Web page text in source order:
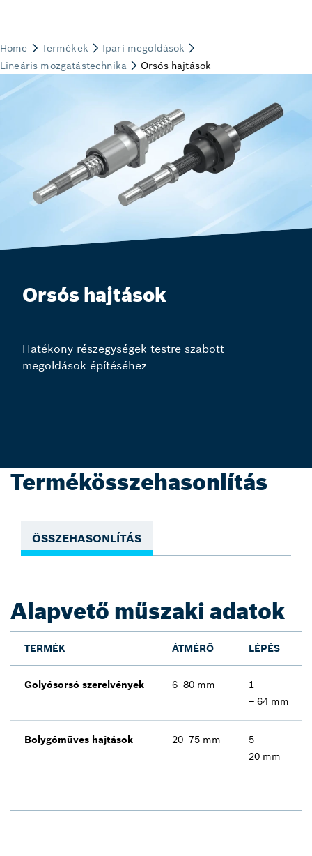
Orsós hajtások
Hatékony részegységek testre szabott
megoldások építéséhez
Termékösszehasonlítás
ÖSSZEHASONLÍTÁS
Alapvető műszaki adatok
TERMÉK ÁTMÉRŐ LÉPÉS
Golyósorsó szerelvények 6–80 mm
1–
– 64 mm
Bolygóműves hajtások 20–75 mm
5–
20 mm